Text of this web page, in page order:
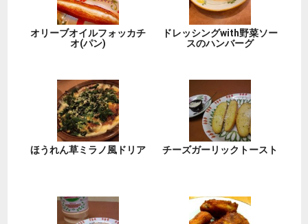
オリーブオイルフォッカチ
オ(パン)
ドレッシングwith野菜ソー
スのハンバーグ
ほうれん草ミラノ風ドリア チーズガーリックトースト